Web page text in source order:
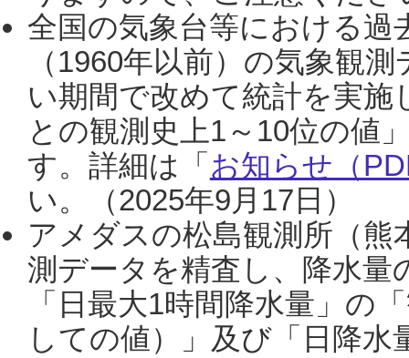
全国の気象台等における過
（1960年以前）の気象観
い期間で改めて統計を実
との観測史上1～10位の値
す。詳細は「 お知らせ（
い。（2025年9月17日）
アメダスの松島観測所（熊
測データを精査し、降水
「日最大1時間降水量」の
しての値）」及び「日降